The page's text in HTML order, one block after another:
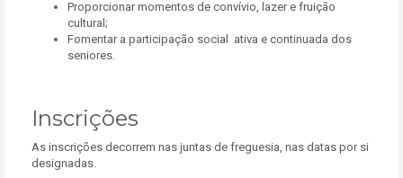
Proporcionar momentos de convívio, lazer e fruição
cultural;
Fomentar a participação social ativa e continuada dos
seniores.
Inscrições
As inscrições decorrem nas juntas de freguesia, nas datas por si
designadas.